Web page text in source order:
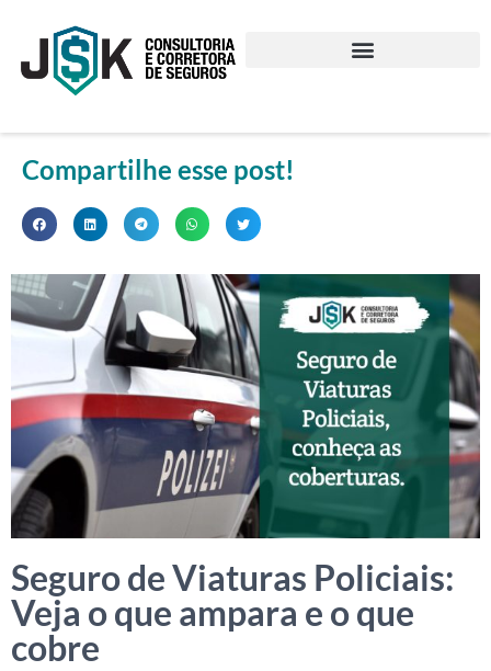
Compartilhe esse post!
Seguro de Viaturas Policiais:
Veja o que ampara e o que
cobre